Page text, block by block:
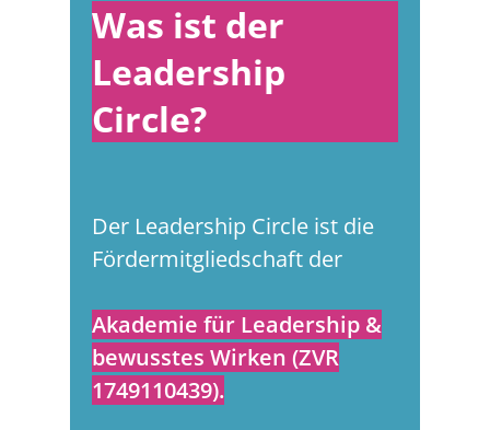
Was ist der
Leadership
Circle?
Der Leadership Circle ist die
Fördermitgliedschaft der
Akademie für Leadership &
bewusstes Wirken (ZVR
1749110439).